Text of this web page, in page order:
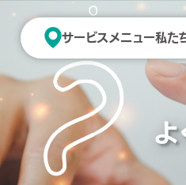
サービスメニュー私た
よ